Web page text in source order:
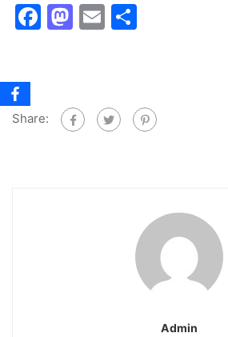
Facebook
Mastodon
Email
Share:
Admin